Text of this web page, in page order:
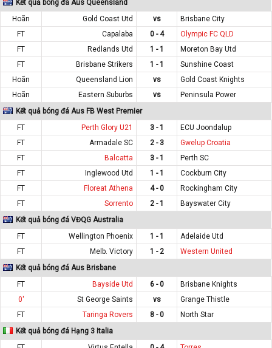
Kết quả bóng đá Aus Queensland
Hoãn
Gold Coast Utd vs
Brisbane City
FT
Capalaba 0 - 4
Olympic FC QLD
FT
Redlands Utd 1 - 1
Moreton Bay Utd
FT
Brisbane Strikers 1 - 1
Sunshine Coast
Hoãn
Queensland Lion vs
Gold Coast Knights
Hoãn
Eastern Suburbs vs
Peninsula Power
Kết quả bóng đá Aus FB West Premier
FT
Perth Glory U21 3 - 1
ECU Joondalup
FT
Armadale SC 2 - 3
Gwelup Croatia
FT
Balcatta 3 - 1
Perth SC
FT
Inglewood Utd 1 - 1
Cockburn City
FT
Floreat Athena 4 - 0
Rockingham City
FT
Sorrento 2 - 1
Bayswater City
Kết quả bóng đá VĐQG Australia
FT
Wellington Phoenix 1 - 1
Adelaide Utd
FT
Melb. Victory 1 - 2
Western United
Kết quả bóng đá Aus Brisbane
FT
Bayside Utd 6 - 0
Brisbane Knights
0'
St George Saints vs
Grange Thistle
FT
Taringa Rovers 8 - 0
North Star
Kết quả bóng đá Hạng 3 Italia